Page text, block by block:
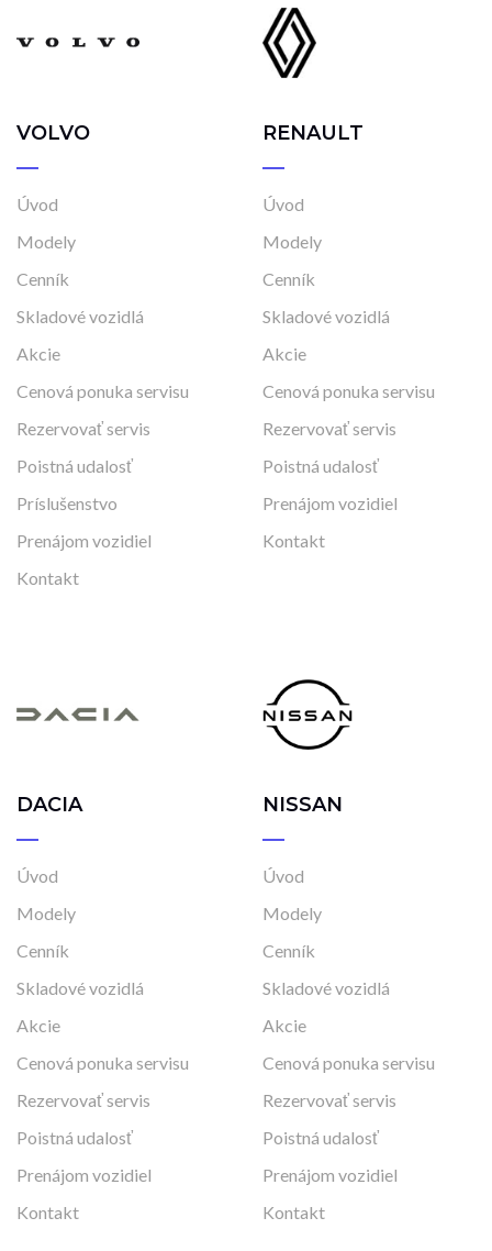
VOLVO
Úvod
Modely
Cenník
Skladové vozidlá
Akcie
Cenová ponuka servisu
Rezervovať servis
Poistná udalosť
Príslušenstvo
Prenájom vozidiel
Kontakt
RENAULT
Úvod
Modely
Cenník
Skladové vozidlá
Akcie
Cenová ponuka servisu
Rezervovať servis
Poistná udalosť
Prenájom vozidiel
Kontakt
DACIA
Úvod
Modely
Cenník
Skladové vozidlá
Akcie
Cenová ponuka servisu
Rezervovať servis
Poistná udalosť
Prenájom vozidiel
Kontakt
NISSAN
Úvod
Modely
Cenník
Skladové vozidlá
Akcie
Cenová ponuka servisu
Rezervovať servis
Poistná udalosť
Prenájom vozidiel
Kontakt